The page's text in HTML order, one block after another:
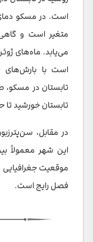
می‌یابد. ماه‌های
است با بارش‌های
تابستان در مسکو،
تابستان خورشید تا حوالی ساعت ۱۰
در مقابل،
موقعیت جغرافیایی
فصل رایج است.